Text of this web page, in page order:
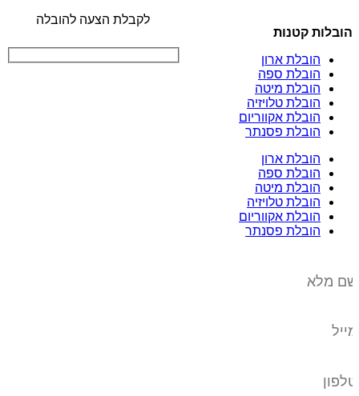
הובלות קטנות
הובלת ארון
הובלת ספה
הובלת מיטה
הובלת טלויזיה
הובלת אקווריום
הובלת פסנתר
הובלת ארון
הובלת ספה
הובלת מיטה
הובלת טלויזיה
הובלת אקווריום
הובלת פסנתר
לקבלת הצעה להובלה